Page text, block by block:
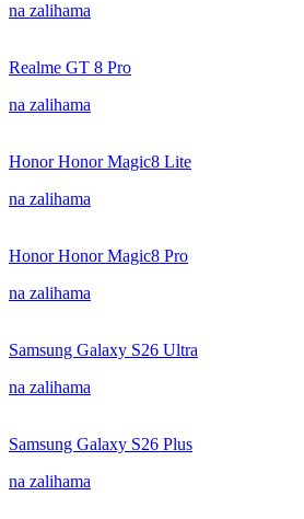
na zalihama
Realme GT 8 Pro
na zalihama
Honor Honor Magic8 Lite
na zalihama
Honor Honor Magic8 Pro
na zalihama
Samsung Galaxy S26 Ultra
na zalihama
Samsung Galaxy S26 Plus
na zalihama